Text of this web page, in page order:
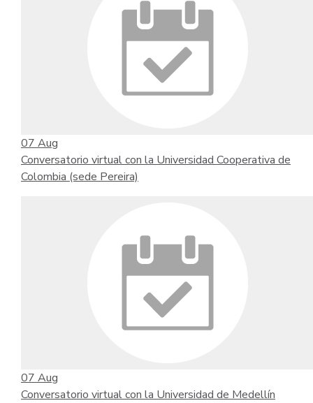
07 Aug
Conversatorio virtual con la Universidad Cooperativa de
Colombia (sede Pereira)
07 Aug
Conversatorio virtual con la Universidad de Medellín